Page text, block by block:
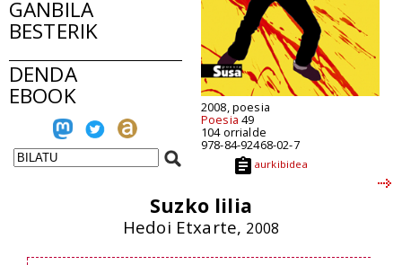
GANBILA
BESTERIK
DENDA
EBOOK 2008, poesia
Poesia 49
104 orrialde
978-84-92468-02-7
aurkibidea
Suzko lilia
Hedoi Etxarte, 2008